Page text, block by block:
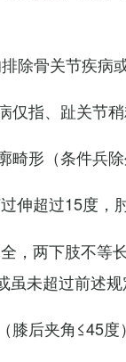
排除骨关节疾病
仅指、趾关节
畸形（条件兵除
伸超过15度，
，两下肢不等
未超过前述规
膝后夹角≤45度